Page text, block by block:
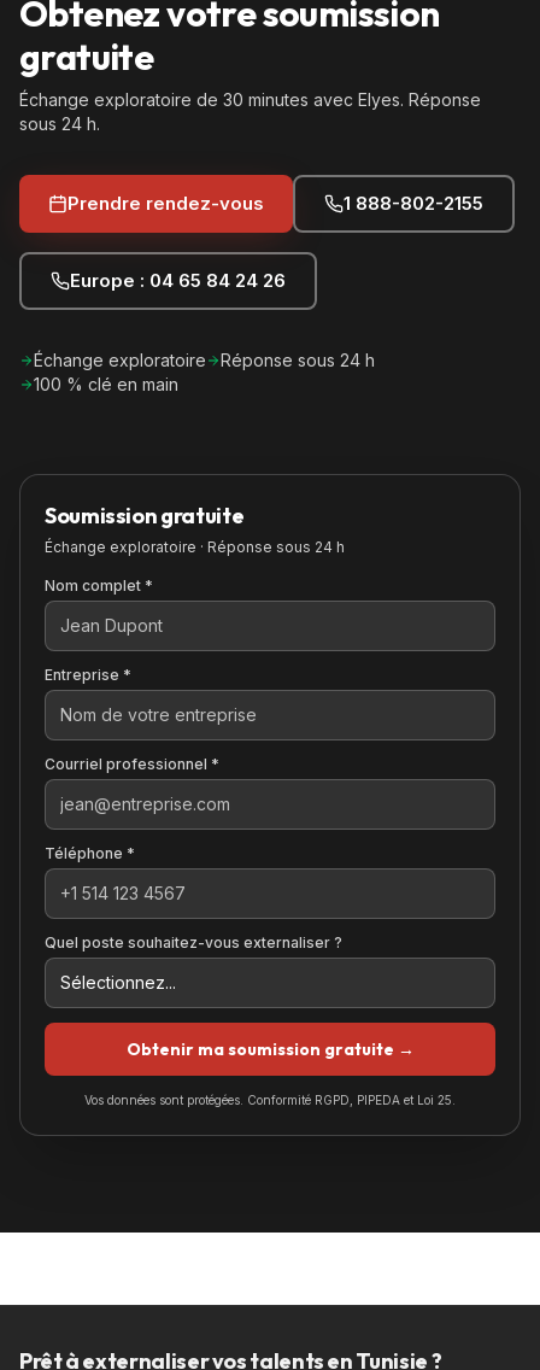
Obtenez votre soumission
gratuite
Échange exploratoire de 30 minutes avec Elyes. Réponse
sous 24 h.
Prendre rendez-vous 1 888-802-2155
Europe : 04 65 84 24 26
Échange exploratoire
Réponse sous 24 h
100 % clé en main
Soumission gratuite
Échange exploratoire · Réponse sous 24 h
Nom complet *
Entreprise *
Courriel professionnel *
Téléphone *
Quel poste souhaitez-vous externaliser ?
Obtenir ma soumission gratuite →
Vos données sont protégées. Conformité RGPD, PIPEDA et Loi 25.
Prêt à externaliser vos talents en Tunisie ?